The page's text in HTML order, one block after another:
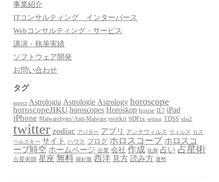
事業紹介
ITコンサルティング インターバース
Webコンサルティング・サービス
講演・執筆実績
ソフトウェア開発
お問い合わせ
タグ
aspect Astrologia Astrologie Astrology horoscope
horoscopeJIKU horoscopes Horoskop house IE7 iPad
iPhone Malwarebytes' Anti-Malware rootkit SDFix setting TDSS tdss2
twitter zodiac アバター アプリ アンチウィルス ウィルス カス
ペルスキー サイト ハウス ブログ ホロスコープ ホロスコ
ープ時空 ホームページ 企業 会社 作成 化身 占い 占星術
占星術師 星座 無料 羅針盤 西洋 見方 読み方 運勢